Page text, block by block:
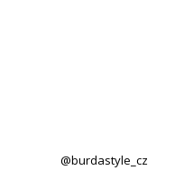
@burdastyle_cz